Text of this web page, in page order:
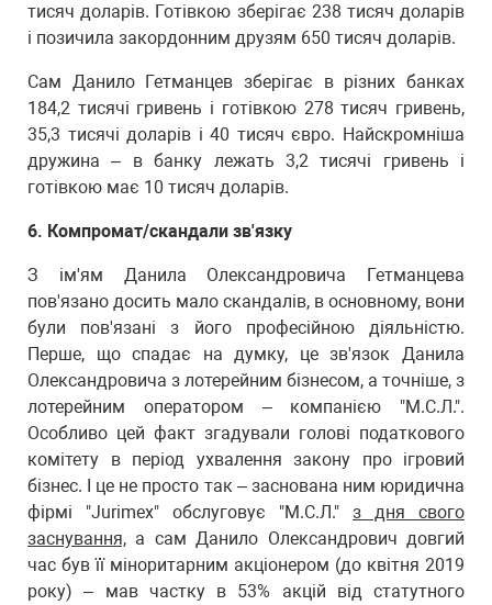
тисяч доларів. Готівкою зберігає 238 тисяч доларів
і позичила закордонним друзям 650 тисяч доларів.
Сам Данило Гетманцев зберігає в різних банках
184,2 тисячі гривень і готівкою 278 тисяч гривень,
35,3 тисячі доларів і 40 тисяч євро. Найскромніша
дружина – в банку лежать 3,2 тисячі гривень і
готівкою має 10 тисяч доларів.
6. Компромат/скандали зв'язку
З ім'ям Данила Олександровича Гетманцева
пов'язано досить мало скандалів, в основному, вони
були пов'язані з його професійною діяльністю.
Перше, що спадає на думку, це зв'язок Данила
Олександровича з лотерейним бізнесом, а точніше, з
лотерейним оператором – компанією "М.С.Л.".
Особливо цей факт згадували голові податкового
комітету в період ухвалення закону про ігровий
бізнес. І це не просто так – заснована ним юридична
фірмі "Jurimex" обслуговує "М.С.Л." з дня свого
заснування, а сам Данило Олександрович довгий
час був її міноритарним акціонером (до квітня 2019
року) – мав частку в 53% акцій від статутного